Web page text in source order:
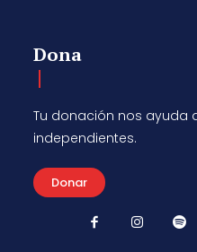
Dona
Tu donación nos ayuda
independientes.
Donar